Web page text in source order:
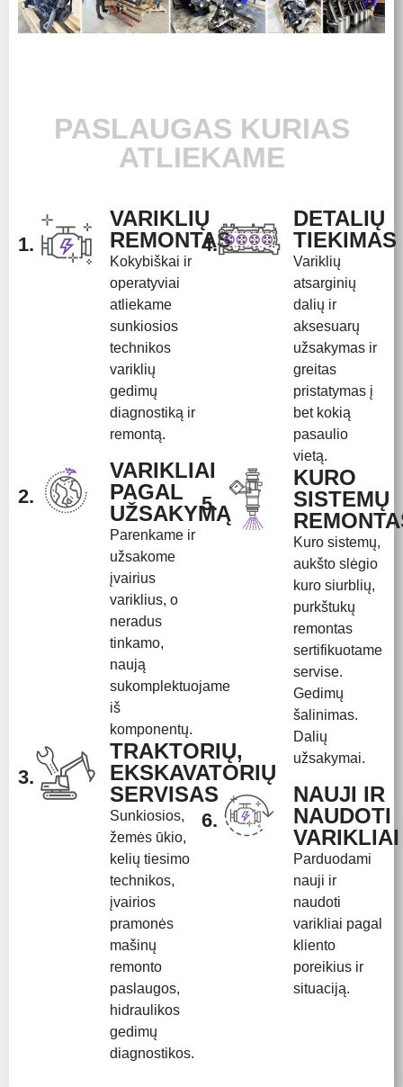
PASLAUGAS KURIAS
ATLIEKAME
1.
VARIKLIŲ
REMONTAS
Kokybiškai ir
operatyviai
atliekame
sunkiosios
technikos
variklių
gedimų
diagnostiką ir
remontą.
2.
VARIKLIAI
PAGAL
UŽSAKYMĄ
Parenkame ir
užsakome
įvairius
variklius, o
neradus
tinkamo,
naują
sukomplektuojame
iš
komponentų.
3.
TRAKTORIŲ,
EKSKAVATORIŲ
SERVISAS
Sunkiosios,
žemės ūkio,
kelių tiesimo
technikos,
įvairios
pramonės
mašinų
remonto
paslaugos,
hidraulikos
gedimų
diagnostikos.
4.
DETALIŲ
TIEKIMAS
Variklių
atsarginių
dalių ir
aksesuarų
užsakymas ir
greitas
pristatymas į
bet kokią
pasaulio
vietą.
5.
KURO
SISTEMŲ
Kuro sistemų,
aukšto slėgio
kuro siurblių,
purkštukų
remontas
sertifikuotame
servise.
Gedimų
šalinimas.
Dalių
užsakymai.
6.
NAUJI IR
NAUDOTI
VARIKLIAI
Parduodami
nauji ir
naudoti
varikliai pagal
kliento
poreikius ir
situaciją.